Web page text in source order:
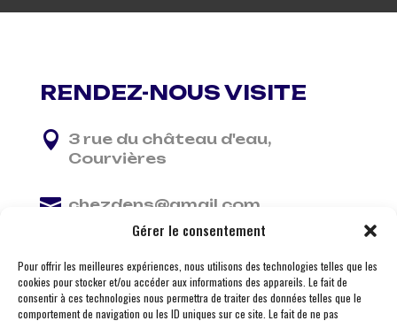
Gérer le consentement
Pour offrir les meilleures expériences, nous utilisons des technologies telles que les
cookies pour stocker et/ou accéder aux informations des appareils. Le fait de
consentir à ces technologies nous permettra de traiter des données telles que le
comportement de navigation ou les ID uniques sur ce site. Le fait de ne pas
RENDEZ-NOUS VISITE
 3 rue du château d'eau,
Courvières
 chezdens@gmail.com